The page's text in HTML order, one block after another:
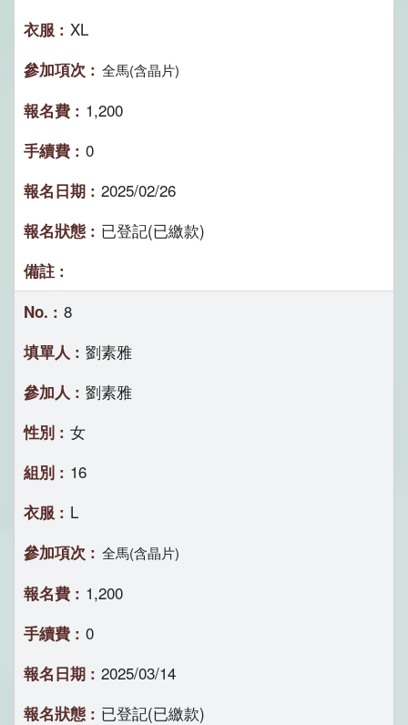
XL
全馬(含晶片)
1,200
0
2025/02/26
已登記(已繳款)
8
劉素雅
劉素雅
女
16
L
全馬(含晶片)
1,200
0
2025/03/14
已登記(已繳款)